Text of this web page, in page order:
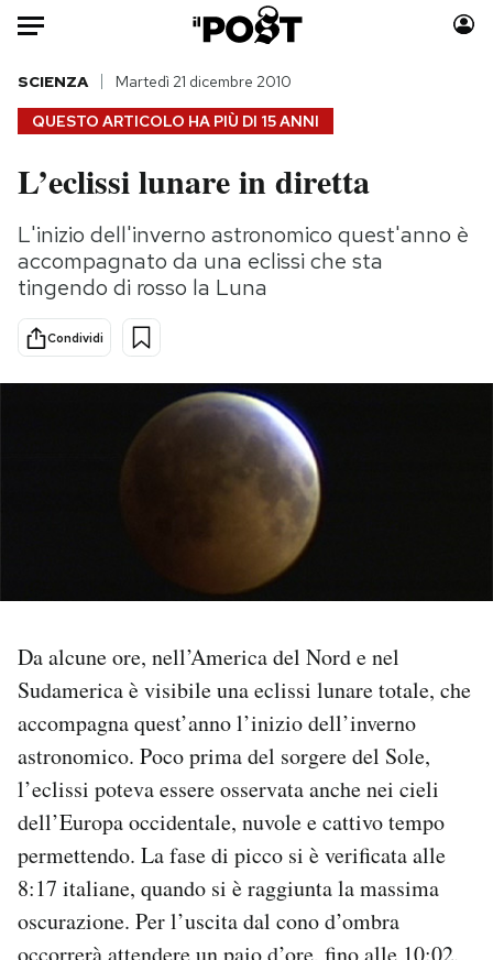
Auto
HOME
Italia
Politica
Tecnologia
Scienza
Moda
Consumismi
Altrecose
Mondiali calcio 2026
I MIEI PREFERITI
SHOP
CALENDARIO
AREA PERSONALE
Area Personale
QUESTO ARTICOLO HA PIÙ DI 15 ANNI
SCIENZA Martedì 21 dicembre 2010
L’eclissi lunare in diretta
L'inizio dell'inverno astronomico quest'anno è
accompagnato da una eclissi che sta
tingendo di rosso la Luna
Condividi
Da alcune ore, nell’America del Nord e nel
Sudamerica è visibile una eclissi lunare totale, che
accompagna quest’anno l’inizio dell’inverno
astronomico. Poco prima del sorgere del Sole,
l’eclissi poteva essere osservata anche nei cieli
dell’Europa occidentale, nuvole e cattivo tempo
permettendo. La fase di picco si è verificata alle
8:17 italiane, quando si è raggiunta la massima
oscurazione. Per l’uscita dal cono d’ombra
occorrerà attendere un paio d’ore, fino alle 10:02.